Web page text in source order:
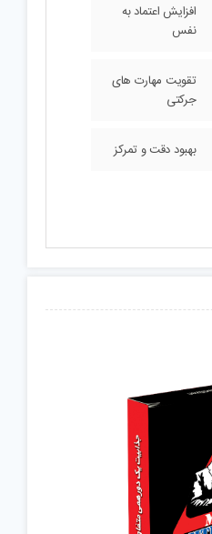
افزایش اعتماد به
نفس
تقویت مهارت های
جرکتی
بهبود دقت و تمرکز